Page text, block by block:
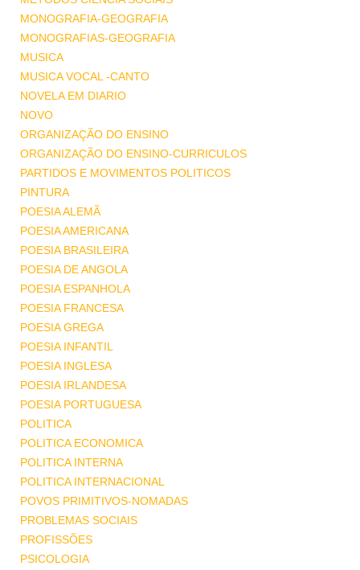
MONOGRAFIA-GEOGRAFIA
MONOGRAFIAS-GEOGRAFIA
MUSICA
MUSICA VOCAL -CANTO
NOVELA EM DIARIO
NOVO
ORGANIZAÇÃO DO ENSINO
ORGANIZAÇÃO DO ENSINO-CURRICULOS
PARTIDOS E MOVIMENTOS POLITICOS
PINTURA
POESIA ALEMÃ
POESIA AMERICANA
POESIA BRASILEIRA
POESIA DE ANGOLA
POESIA ESPANHOLA
POESIA FRANCESA
POESIA GREGA
POESIA INFANTIL
POESIA INGLESA
POESIA IRLANDESA
POESIA PORTUGUESA
POLITICA
POLITICA ECONOMICA
POLITICA INTERNA
POLITICA INTERNACIONAL
POVOS PRIMITIVOS-NOMADAS
PROBLEMAS SOCIAIS
PROFISSÕES
PSICOLOGIA